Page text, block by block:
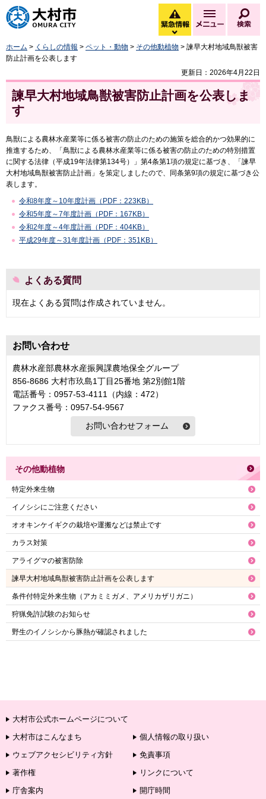
大村市
緊急情報
緊急情報を開く
メニュー
ホーム > くらしの情報 > ペット・動物 > その他動植物 > 諫早大村地域鳥獣被害
防止計画を公表します
更新日：2026年4月22日
諫早大村地域鳥獣被害防止計画を公表しま
す
鳥獣による農林水産業等に係る被害の防止のための施策を総合的かつ効果的に
推進するため、「鳥獣による農林水産業等に係る被害の防止のための特別措置
に関する法律（平成19年法律第134号）」第4条第1項の規定に基づき、「諫早
大村地域鳥獣被害防止計画」を策定しましたので、同条第9項の規定に基づき公
表します。
令和8年度～10年度計画（PDF：223KB）
令和5年度～7年度計画（PDF：167KB）
令和2年度～4年度計画（PDF：404KB）
平成29年度～31年度計画（PDF：351KB）
よくある質問
現在よくある質問は作成されていません。
お問い合わせ
農林水産部農林水産振興課農地保全グループ
856-8686 大村市玖島1丁目25番地 第2別館1階
電話番号：0957-53-4111（内線：472）
ファクス番号：0957-54-9567
その他動植物
特定外来生物
イノシシにご注意ください
オオキンケイギクの栽培や運搬などは禁止です
カラス対策
アライグマの被害防除
諫早大村地域鳥獣被害防止計画を公表します
条件付特定外来生物（アカミミガメ、アメリカザリガニ）
狩猟免許試験のお知らせ
野生のイノシシから豚熱が確認されました
大村市公式ホームページについて
大村市はこんなまち
個人情報の取り扱い
ウェブアクセシビリティ方針
免責事項
著作権
リンクについて
庁舎案内
開庁時間